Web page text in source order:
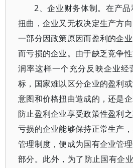
2、企业财务体制。在产
扭曲，企业又无权决定生产方
一部分因政策原因而盈利的企
而亏损的企业。由于缺乏竞争
润率这样一个充分反映企业经
标，国家难以区分企业的盈利
意图和价格扭曲造成的，还是
防止盈利企业享受政策性盈利
亏损的企业能够保持正常生产
管理制度，便成为国有企业管
部分。此外，为了防止国有企